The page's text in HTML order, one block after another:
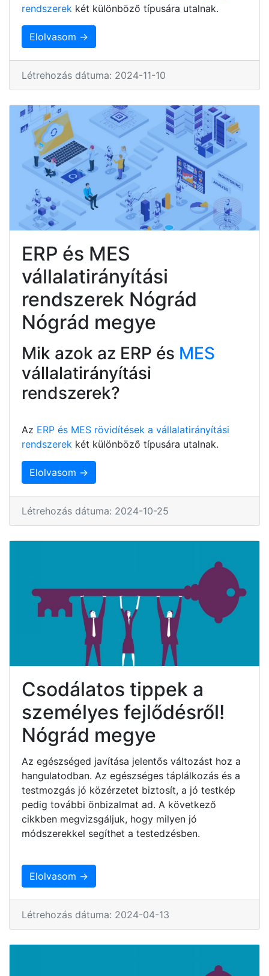
rendszerek két különböző típusára utalnak.
Elolvasom →
Létrehozás dátuma: 2024-11-10
ERP és MES
vállalatirányítási
rendszerek Nógrád
Nógrád megye
Mik azok az ERP és MES
vállalatirányítási
rendszerek?
Az ERP és MES rövidítések a vállalatirányítási
rendszerek két különböző típusára utalnak.
Elolvasom →
Létrehozás dátuma: 2024-10-25
Csodálatos tippek a
személyes fejlődésről!
Nógrád megye
Az egészséged javítása jelentős változást hoz a
hangulatodban. Az egészséges táplálkozás és a
testmozgás jó közérzetet biztosít, a jó testkép
pedig további önbizalmat ad. A következő
cikkben megvizsgáljuk, hogy milyen jó
módszerekkel segíthet a testedzésben.
Elolvasom →
Létrehozás dátuma: 2024-04-13